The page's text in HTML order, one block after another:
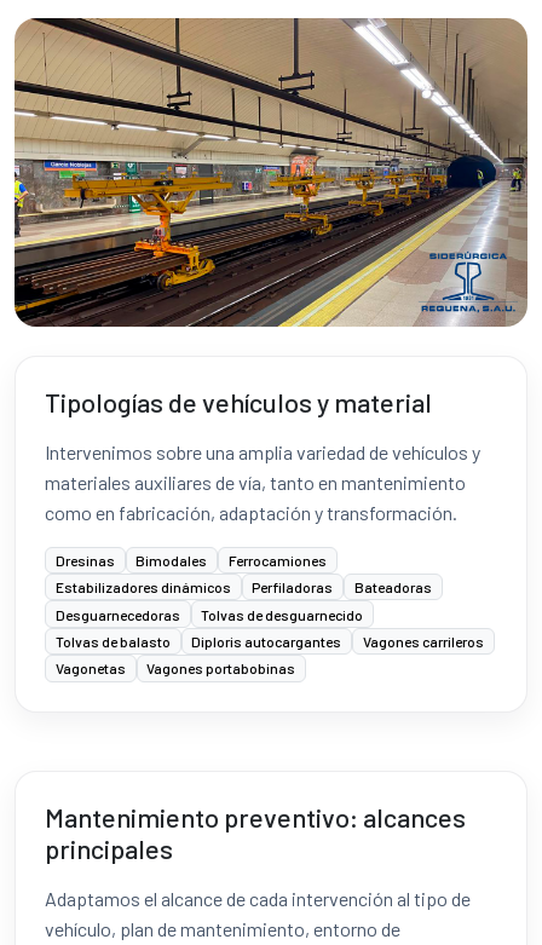
Tipologías de vehículos y material
Intervenimos sobre una amplia variedad de vehículos y
materiales auxiliares de vía, tanto en mantenimiento
como en fabricación, adaptación y transformación.
Dresinas Bimodales
Ferrocamiones
Estabilizadores dinámicos
Perfiladoras
Bateadoras
Desguarnecedoras
Tolvas de desguarnecido
Tolvas de balasto
Diploris autocargantes
Vagones carrileros
Vagonetas
Vagones portabobinas
Mantenimiento preventivo: alcances
principales
Adaptamos el alcance de cada intervención al tipo de
vehículo, plan de mantenimiento, entorno de